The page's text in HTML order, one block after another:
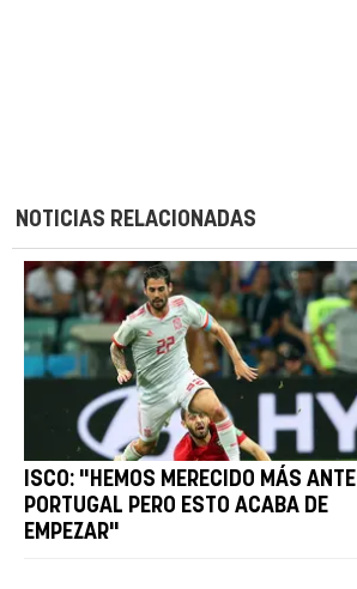
NOTICIAS RELACIONADAS
ISCO: "HEMOS MERECIDO MÁS ANTE
PORTUGAL PERO ESTO ACABA DE
EMPEZAR"